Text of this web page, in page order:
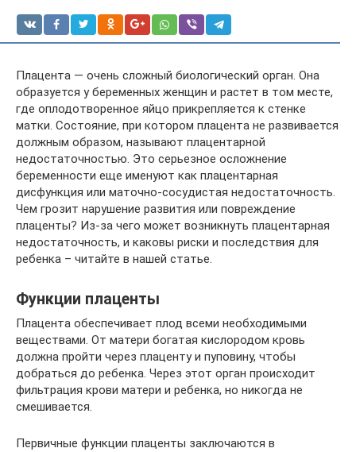
Плацента — очень сложный биологический орган. Она
образуется у беременных женщин и растет в том месте,
где оплодотворенное яйцо прикрепляется к стенке
матки. Состояние, при котором плацента не развивается
должным образом, называют плацентарной
недостаточностью. Это серьезное осложнение
беременности еще именуют как плацентарная
дисфункция или маточно-сосудистая недостаточность.
Чем грозит нарушение развития или повреждение
плаценты? Из-за чего может возникнуть плацентарная
недостаточность, и каковы риски и последствия для
ребенка – читайте в нашей статье.
Функции плаценты
Плацента обеспечивает плод всеми необходимыми
веществами. От матери богатая кислородом кровь
должна пройти через плаценту и пуповину, чтобы
добраться до ребенка. Через этот орган происходит
фильтрация крови матери и ребенка, но никогда не
смешивается.
Первичные функции плаценты заключаются в